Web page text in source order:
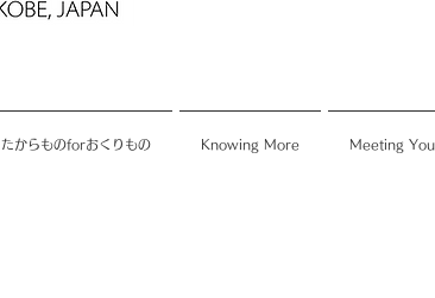
たからものforおくりもの Knowing More Meeting